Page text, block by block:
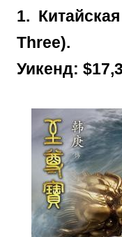
1.
Three).
Уикенд: